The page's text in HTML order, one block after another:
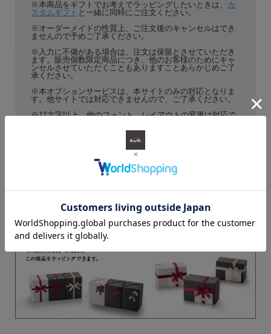
※本商品をギフトでお考えでラッピングしたいときは、
カ
スタムギフト と一緒に同時にご注文ください。
※オーダーメイドの性質上、ご注文後のキャンセルはでき
ませんので予めご了承ください。
※入力に不備がある場合は、注文は保留とさせていただき
ます。販売個数限定商品につき、他のお客様のためにキャ
ンセルさせていただくこともありますことあらかじめご了
承ください。
※本オプションサービスは、本サイトのみの対応となりま
す。他サイトでは対応できませんので、ご了承ください。
※11文字以上、他のフォント、レイアウトの変更は対応で
ることもありますので、一度ご確認ください。
ルデザインについて、30個以上のまとまった数があります
と、生産できることがありますので、
い。その場合、別途版代・日数がかかることがあります。